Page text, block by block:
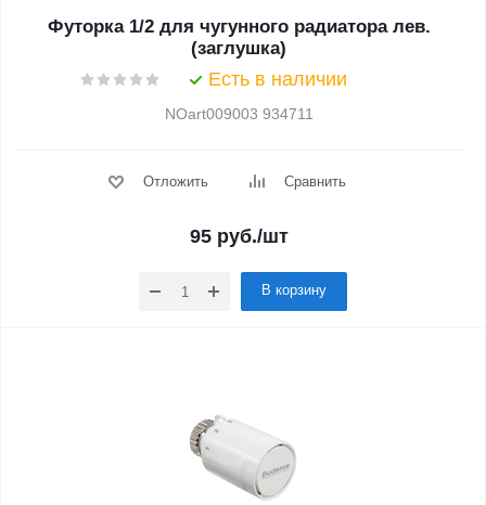
Футорка 1/2 для чугунного радиатора лев.
(заглушка)
Есть в наличии
NOart009003 934711
Отложить Сравнить
95 руб./шт
В корзину